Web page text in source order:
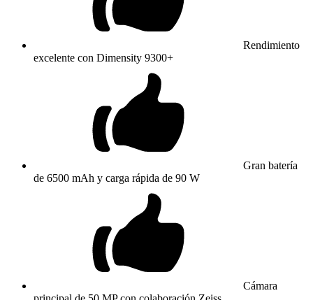
Rendimiento
excelente con Dimensity 9300+
Gran batería
de 6500 mAh y carga rápida de 90 W
Cámara